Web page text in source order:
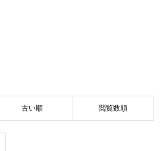
古い順 閲覧数順